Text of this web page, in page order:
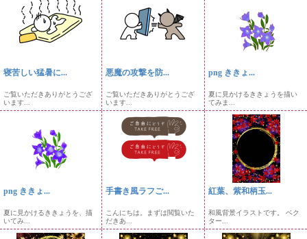
寝苦しい猛暑に...
ご覧いただきありがとうござ
います...
悪魔の攻撃を防...
ご覧いただきありがとうござ
います...
png ききょ...
夏に見かけるききょうを描い
てみま...
png ききょ...
夏に見かけるききょうを、描
いてみ...
手書き風ラフご...
こんにちは。まずは閲覧いた
だきあ...
紅葉、紫和柄玉...
和風背景イラストです。 ベク
ター...